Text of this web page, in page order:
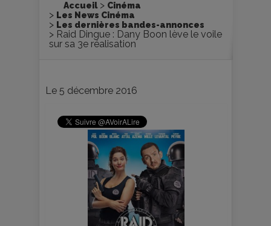
Accueil
Cinéma
Les News Cinéma
Les dernières bandes-annonces
Raid Dingue : Dany Boon lève le voile
sur sa 3e réalisation
Le 5 décembre 2016